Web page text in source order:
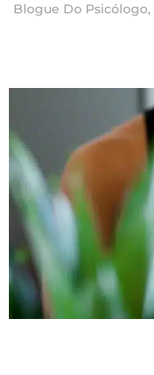
Blogue Do Psicólogo,